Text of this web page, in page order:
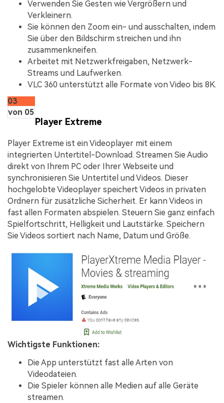
Verwenden Sie Gesten wie Vergrößern und
Verkleinern.
Sie können den Zoom ein- und ausschalten, indem
Sie über den Bildschirm streichen und ihn
zusammenkneifen.
Arbeitet mit Netzwerkfreigaben, Netzwerk-
Streams und Laufwerken.
VLC 360 unterstützt alle Formate von Video bis 8K.
03
von 05
Player Extreme
Player Extreme ist ein Videoplayer mit einem
integrierten Untertitel-Download. Streamen Sie Audio
direkt von Ihrem PC oder Ihrer Webseite und
synchronisieren Sie Untertitel und Videos. Dieser
hochgelobte Videoplayer speichert Videos in privaten
Ordnern für zusätzliche Sicherheit. Er kann Videos in
fast allen Formaten abspielen. Steuern Sie ganz einfach
Spielfortschritt, Helligkeit und Lautstärke. Speichern
Sie Videos sortiert nach Name, Datum und Größe.
Wichtigste Funktionen:
Die App unterstützt fast alle Arten von
Videodateien.
Die Spieler können alle Medien auf alle Geräte
streamen.